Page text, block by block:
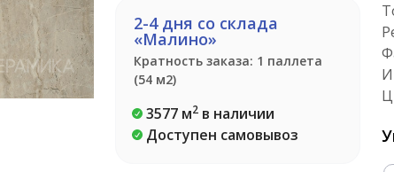
2-4 дня со склада
«Малино»
Кратность заказа: 1 паллета
(54 м2)
3577 м2в наличии
Доступен самовывоз